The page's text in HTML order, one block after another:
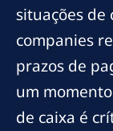
situações de
companies
prazos de
um
de caixa é